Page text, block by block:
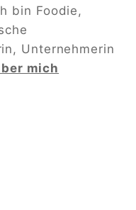
bin Foodie,
Unternehmerin
mich